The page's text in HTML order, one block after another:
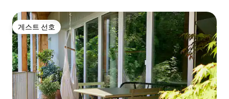
게스트 선호
게스트 선호